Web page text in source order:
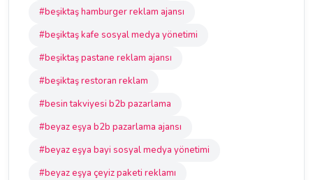
#beşiktaş hamburger reklam ajansı
#beşiktaş kafe sosyal medya yönetimi
#beşiktaş pastane reklam ajansı
#beşiktaş restoran reklam
#besin takviyesi b2b pazarlama
#beyaz eşya b2b pazarlama ajansı
#beyaz eşya bayi sosyal medya yönetimi
#beyaz eşya çeyiz paketi reklamı